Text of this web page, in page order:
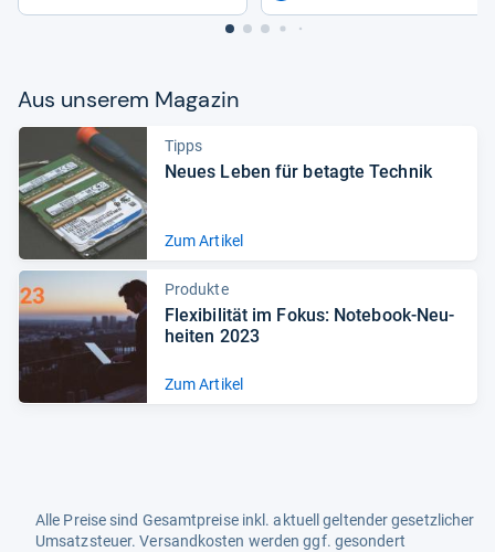
Aus unse­rem Maga­zin
Tipps
Neues Leben für betagte Tech­nik
Zum Artikel
Produkte
Fle­xi­bi­li­tät im Fokus: Note­book-​Neu­
hei­ten 2023
Zum Artikel
Alle Preise sind Gesamtpreise inkl. aktuell geltender gesetzlicher
Umsatzsteuer. Versandkosten werden ggf. gesondert